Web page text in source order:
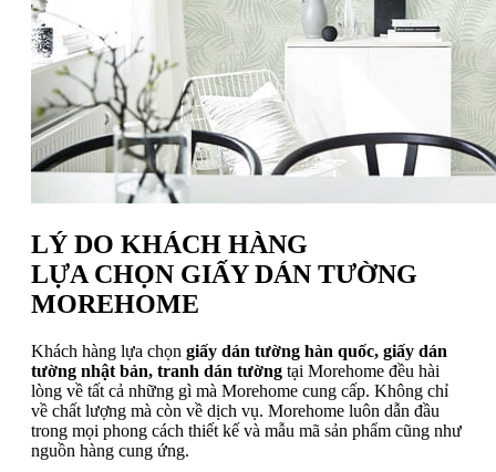
LÝ DO KHÁCH HÀNG
LỰA CHỌN GIẤY DÁN TƯỜNG
MOREHOME
Khách hàng lựa chọn giấy dán tường hàn quốc, giấy dán
tường nhật bản, tranh dán tường tại Morehome đều hài
lòng về tất cả những gì mà Morehome cung cấp. Không chỉ
về chất lượng mà còn về dịch vụ. Morehome luôn dẫn đầu
trong mọi phong cách thiết kế và mẫu mã sản phẩm cũng như
nguồn hàng cung ứng.